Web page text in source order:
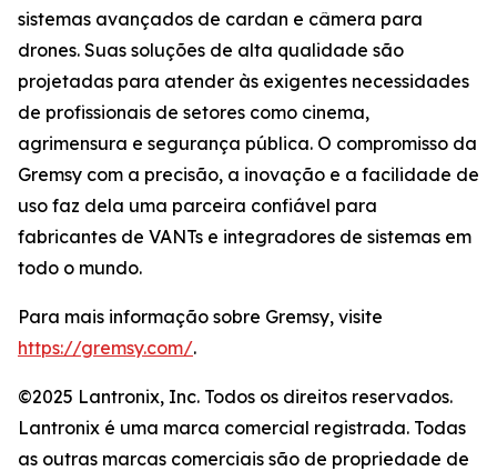
sistemas avançados de cardan e câmera para
drones. Suas soluções de alta qualidade são
projetadas para atender às exigentes necessidades
de profissionais de setores como cinema,
agrimensura e segurança pública. O compromisso da
Gremsy com a precisão, a inovação e a facilidade de
uso faz dela uma parceira confiável para
fabricantes de VANTs e integradores de sistemas em
todo o mundo.
Para mais informação sobre Gremsy, visite
https://gremsy.com/.
©2025 Lantronix, Inc. Todos os direitos reservados.
Lantronix é uma marca comercial registrada. Todas
as outras marcas comerciais são de propriedade de